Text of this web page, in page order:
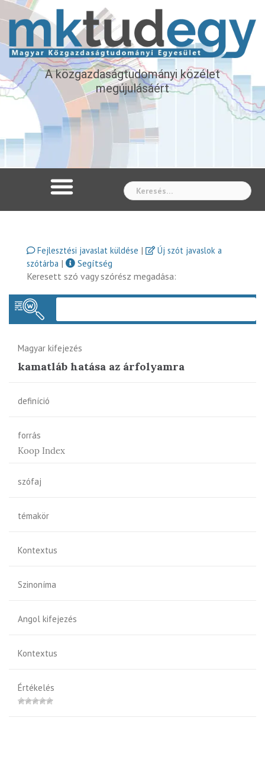
A közgazdaságtudományi közélet
megújulásáért
Fejlesztési javaslat küldése |
Új szót javaslok a
szótárba |
Segítség
Keresett szó vagy szórész megadása:
Magyar kifejezés
kamatláb hatása az árfolyamra
definíció
forrás
Koop Index
szófaj
témakör
Kontextus
Szinoníma
Angol kifejezés
Kontextus
Értékelés